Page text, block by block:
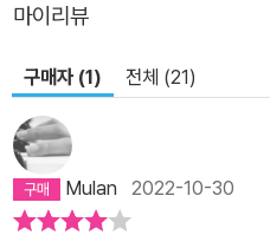
마이리뷰
구매자 (1) 전체 (21)
Mulan 2022-10-30